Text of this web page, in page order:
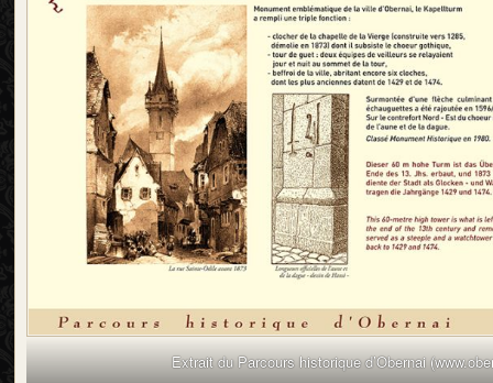
Extrait du Parcours historique d’Obernai